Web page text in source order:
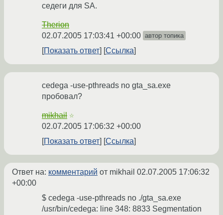
седеги для SA.
Therion
02.07.2005 17:03:41 +00:00 автор топика
Показать ответ Ссылка
cedega -use-pthreads no gta_sa.exe
пробовал?
mikhail ☆
02.07.2005 17:06:32 +00:00
Показать ответ
Ссылка
Ответ на: комментарий от mikhail 02.07.2005 17:06:32
+00:00
$ cedega -use-pthreads no ./gta_sa.exe
/usr/bin/cedega: line 348: 8833 Segmentation